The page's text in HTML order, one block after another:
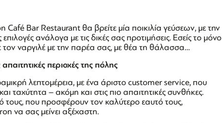
Café Bar Restaurant θα βρείτε μία ποικιλία γεύσεων, με την
ανάλογα με τις δικές σας προτιμήσεις. Εσείς το μόνο
τον ναργιλέ με την παρέα σας, με θέα τη θάλασσα…
περιοχές της πόλης
λεπτομέρεια, με ένα άριστο customer service, που
ταχύτητα – ακόμη και στις πιο απαιτητικές συνθήκες.
τους, που προσφέρουν τον καλύτερο εαυτό τους,
να σας μείνει αξέχαστη.